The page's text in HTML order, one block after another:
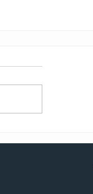
Dominika Ďurana